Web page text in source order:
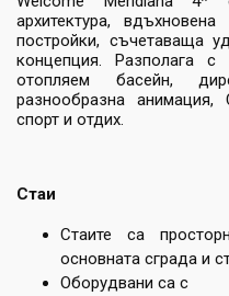
архитектура,
постройки, съчетаваща
концепция. Разполага с
отопляем басейн,
разнообразна
спорт и отдих.
Стаи
Стаите са
основната сграда и
Оборудвани са с